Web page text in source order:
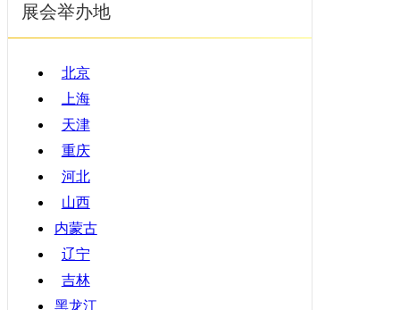
山东
河南
湖北
湖南
广东
广西
海南
四川
贵州
云南
西藏
陕西
汽车制造
橡塑机械
烟草机械
医疗设备
印刷机械
7月
8月
9月
10月
11月
12月
展会举办地
北京
上海
天津
重庆
河北
山西
内蒙古
辽宁
吉林
黑龙江